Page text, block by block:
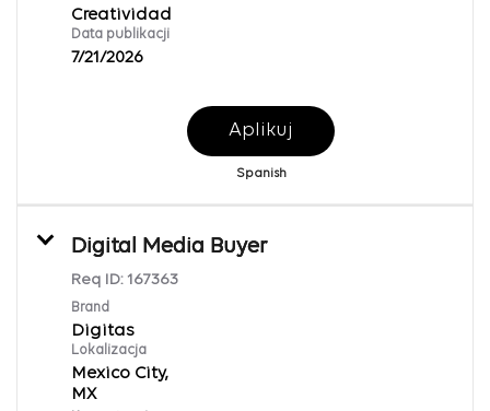
Creatividad
Data publikacji
7/21/2026
Aplikuj
Spanish
Digital Media Buyer
Req ID: 167363
Brand
Digitas
Lokalizacja
Mexico City,